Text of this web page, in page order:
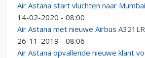
Air Astana start vluchten naar Mumbai
14-02-2020 - 08:00
Air Astana met nieuwe Airbus
26-11-2019 - 08:06
Air Astana opvallende nieuwe klant